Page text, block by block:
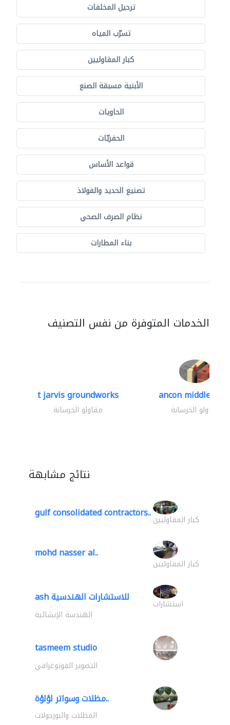
ترحيل المخلفات
تسرّب المياه
كبار المقاوليين
الأبنية مسبقة الصنع
الحاويات
الحفريّات
قواعد الأساس
تصنيع الحديد والفولاذ
نظام الصرف الصحي
بناء المطارات
الخدمات المتوفرة من نفس التصنيف
t jarvis groundworks
مقاولو الخرسانة
ancon middle
مقاولو الخرسانة
نتائج مشابهة
gulf consolidated contractors..كبار المقاوليين
mohd nasser al..
كبار المقاوليين
ash للاستشارات الهندسية استشارات
الهندسة الإنشائية
tasmeem studio
التصوير الفوتوغرافي
مظلات وسواتر لؤلؤة..
المظلات والبورجولات